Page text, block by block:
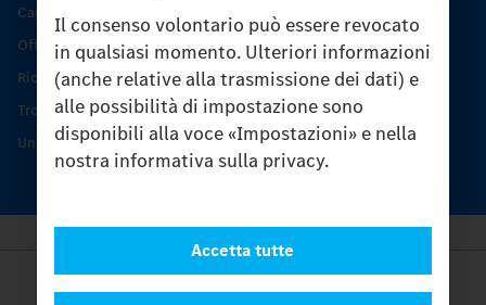
Il consenso volontario può essere revocato
in qualsiasi momento. Ulteriori informazioni
(anche relative alla trasmissione dei dati) e
alle possibilità di impostazione sono
disponibili alla voce «Impostazioni» e nella
nostra informativa sulla privacy.
Accetta tutte
Caratteristiche di prodotto
Offerta di servizio Unimog
Ricambi originali
Trovare un partner
Unimog Service Days
Provider